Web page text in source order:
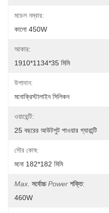
মডেল নম্বার:
কালো 450W
আকার:
1910*1134*35 মিমি
উপাদান:
মনোক্রিস্টালাইন সিলিকন
ওয়ারেন্টি:
25 বছরের আউটপুট পাওয়ার গ্যারান্টি
সৌর কোষ:
মনো 182*182 মিমি
Max. সর্বোচ্চ Power শক্তি:
460W